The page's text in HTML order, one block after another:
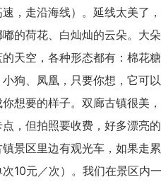
，走沿海线）。延线太美了
的荷花、白灿灿的云朵。大
天空，各种形态都有：棉花
狗、凤凰，只要你想，它可
想要的样子。双廊古镇很美
，但拍照要收费，好多漂亮
景区里边有观光车，如果走累
10元／次）。我们在景区内